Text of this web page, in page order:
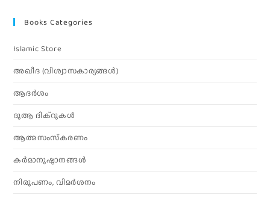
Books Categories
Islamic Store
അഖീദ (വിശ്വാസകാര്യങ്ങള്‍)
ആദര്‍ശം
ദുആ ദിക്റുകൾ
ആത്മസംസ്‌കരണം
കര്‍മാനുഷ്ഠാനങ്ങള്‍
നിരൂപണം, വിമര്‍ശനം